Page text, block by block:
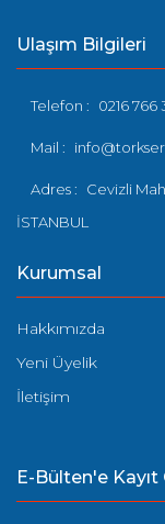
Ulaşım Bilgileri
Telefon : 0216 766
Mail :
Adres :
Cevizli
İSTANBUL
Kurumsal
Hakkımızda
Yeni Üyelik
İletişim
E-Bülten'e Kayıt